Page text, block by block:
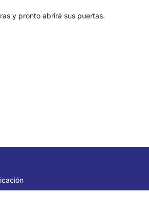
y pronto abrirá sus puertas.